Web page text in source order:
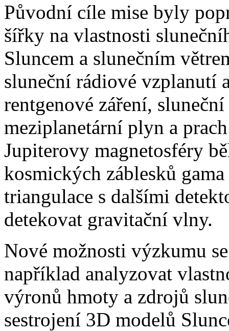
Původní cíle mise byly
šířky na vlastnosti
Sluncem a slunečním
sluneční rádiové vzplanutí
rentgenové záření,
meziplanetární plyn a
Jupiterovy magnetosféry
kosmických záblesků
triangulace s dalšími
detekovat gravitační vlny.
Nové možnosti výzkumu
například analyzovat
výronů hmoty a zdrojů
sestrojení 3D modelů